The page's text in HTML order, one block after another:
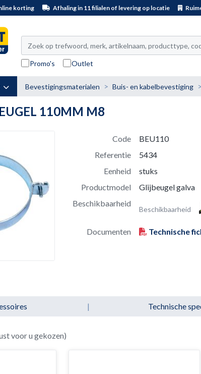
korting Afhaling in 11 filialen of levering op locatie
Promo's Outlet
Bevestigingsmaterialen Buis- en kabelbevestiging
110MM M8
Code
BEU110
Referentie
5434
Eenheid
stuks
Productmodel
Glijbeugel galva
Beschikbaarheid
Beschikbaarheid
Documenten Technische
| Technische
voor u gekozen)